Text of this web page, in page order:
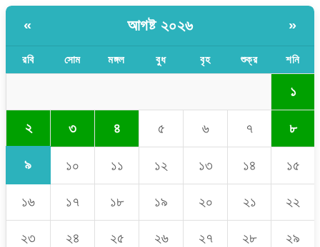
« আগষ্ট ২০২৬ »
রবি সোম মঙ্গল বুধ বৃহ শুক্র শনি
১
২ ৩ ৪ ৫ ৬ ৭ ৮
৯ ১০ ১১ ১২ ১৩ ১৪ ১৫
১৬ ১৭ ১৮ ১৯ ২০ ২১ ২২
২৩ ২৪ ২৫ ২৬ ২৭ ২৮ ২৯